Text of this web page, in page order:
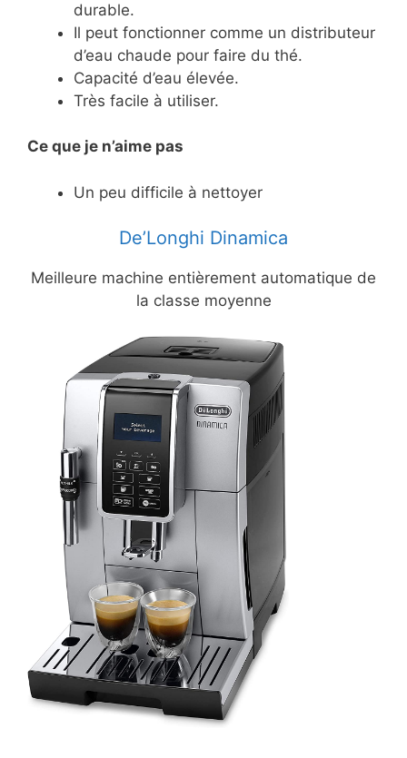
durable.
Il peut fonctionner comme un distributeur
d’eau chaude pour faire du thé.
Capacité d’eau élevée.
Très facile à utiliser.
Ce que je n’aime pas
Un peu difficile à nettoyer
De’Longhi Dinamica
Meilleure machine entièrement automatique de
la classe moyenne